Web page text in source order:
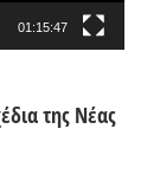
01:15:47
της Νέας